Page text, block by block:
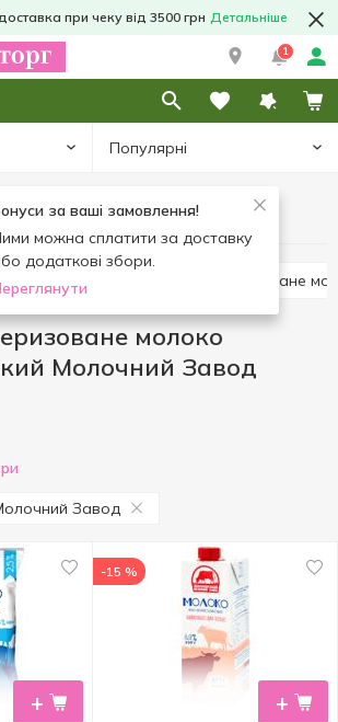
при чеку від 3500 грн Детальніше
1
Популярні
за ваші замовлення!
можна сплатити за доставку
додаткові збори.
Яйця та молочні продукти Молоко
Ультрапастеризоване молоко
молоко Пастеризоване
молоко
Молочний Завод
Завод
+ +
-15 %